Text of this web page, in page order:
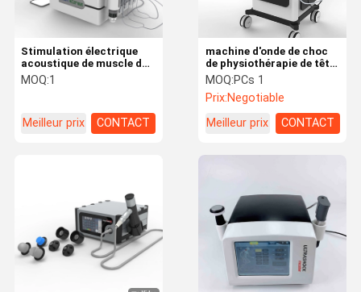
machine d'onde de choc
de physiothérapie de tête
de 60mm Tecar pour la
blessure de sport
MOQ:PCs 1
Prix:Negotiable
Meilleur prix
CONTACT
Stimulation électrique
acoustique de muscle de
machine de diathermie
d'onde de choc de Tecar
MOQ:1
Meilleur prix CONTACT